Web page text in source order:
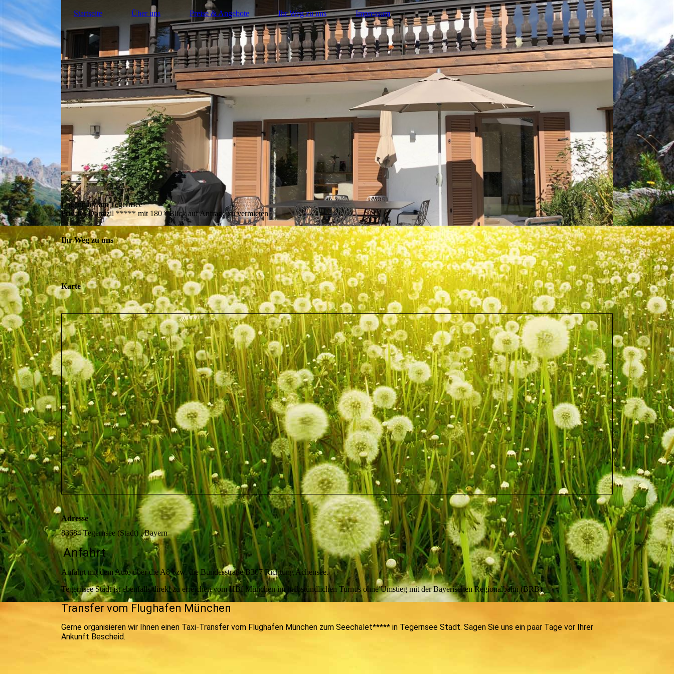
Startseite Über uns Preise & Angebote Ihr Weg zu uns Impressum
Logenplatz am Tegernsee
Privates Domizil ***** mit 180 ° Blick auf Anfrage zu vermieten
Ihr Weg zu uns
Karte
Adresse
83684 Tegernsee (Stadt) , Bayern
Anfahrt
Anfahrt mit dem Auto über die A8 bzw. die Bundesstraße B307 Richtung Achensee.
Tegernsee Stadt ist ebenfalls direkt zu erreichen vom HBf München im halbstündlichen Turnus ohne Umstieg mit der Bayerischen Regionalbahn (BRB).
Transfer vom Flughafen München
Gerne organisieren wir Ihnen einen Taxi-Transfer vom Flughafen München zum Seechalet***** in Tegernsee Stadt. Sagen Sie uns ein paar Tage vor Ihrer
Ankunft Bescheid.